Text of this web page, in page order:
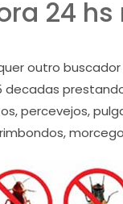
24 hs
outro
percevejos,